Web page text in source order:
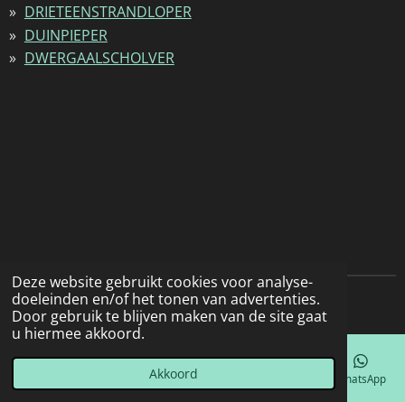
Deze website gebruikt cookies voor analyse-
doeleinden en/of het tonen van advertenties.
Door gebruik te blijven maken van de site gaat
u hiermee akkoord.
Akkoord
DRIETEENSTRANDLOPER
DUINPIEPER
DWERGAALSCHOLVER
© 2022 - 2026 Natuurfotografie
Telefoonnummer WhatsApp